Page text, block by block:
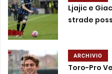
Ljajic e
strade
ARCHIVIO
Toro-Pro